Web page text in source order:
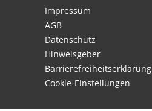
Impressum
AGB
Datenschutz
Hinweisgeber
Barrierefreiheitserklärung
Cookie-Einstellungen